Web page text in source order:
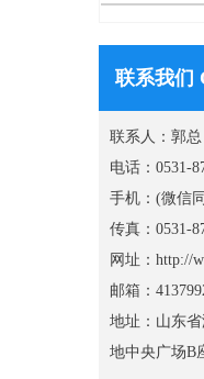
联系我们
联系人：郭总
电话：0531-
手机：(微信
传真：0531-
网址：http://
邮箱：
地址：山东
地中央广场B